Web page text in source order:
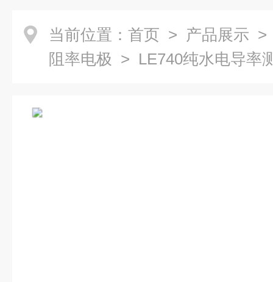
当前位置： 首页 > 产品展示
阻率电极 > LE740纯水电导率